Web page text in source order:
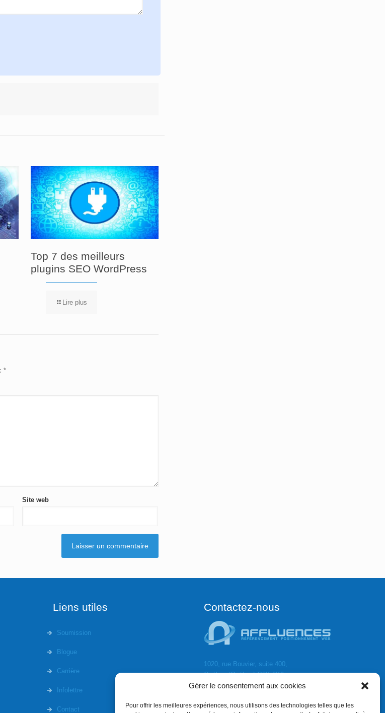
Gérer le consentement aux cookies
Pour offrir les meilleures expériences, nous utilisons des technologies telles que les
Top 7 des meilleurs
plugins SEO WordPress
Lire plus
*
Site web
Liens utiles
Soumission
Blogue
Carrière
Infolettre
Contact
Contactez-nous
1020, rue Bouvier, suite 400,
Québec (Québec) G2K 0K9
418.684.8881